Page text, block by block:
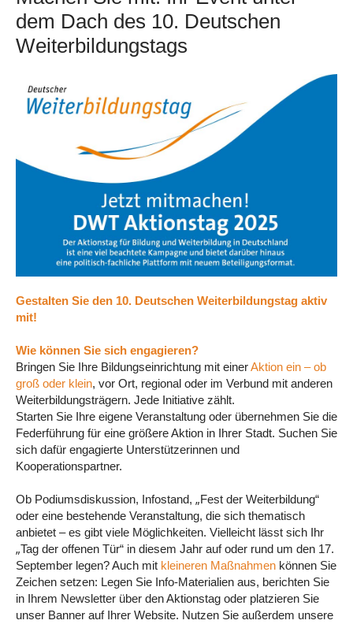
dem Dach des 10. Deutschen
Weiterbildungstags
Gestalten Sie den 10. Deutschen Weiterbildungstag aktiv
mit!
Wie können Sie sich engagieren?
Bringen Sie Ihre Bildungseinrichtung mit einerAktion ein – ob
groß oder klein, vor Ort, regional oder im Verbund mit anderen
Weiterbildungsträgern. Jede Initiative zählt.
Starten Sie Ihre eigene Veranstaltung oder übernehmen Sie die
Federführung für eine größere Aktion in Ihrer Stadt. Suchen Sie
sich dafür engagierte Unterstützerinnen und
Kooperationspartner.
Ob Podiumsdiskussion, Infostand, „Fest der Weiterbildung“
oder eine bestehende Veranstaltung, die sich thematisch
anbietet – es gibt viele Möglichkeiten. Vielleicht lässt sich Ihr
„Tag der offenen Tür“ in diesem Jahr auf oder rund um den 17.
September legen? Auch mit kleineren Maßnahmen können Sie
Zeichen setzen: Legen Sie Info-Materialien aus, berichten Sie
in Ihrem Newsletter über den Aktionstag oder platzieren Sie
unser Banner auf Ihrer Website. Nutzen Sie außerdem unsere